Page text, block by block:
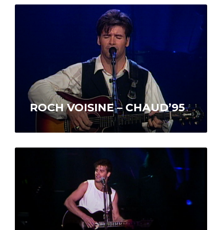
ROCH VOISINE – CHAUD’95
Après avoir remporté le Juno de l’interprète
masculin de l’année, Roch Voisine entreprend